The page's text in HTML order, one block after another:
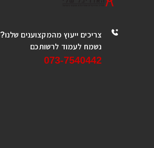
צריכים ייעוץ מהמקצוענים שלנו?
נשמח לעמוד לרשותכם
073-7540442